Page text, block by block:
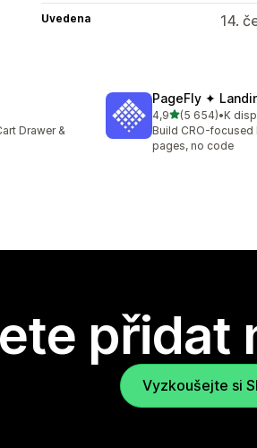
Uvedena 14.
Drawer &
PageFly ✦
4,9z 5 hvězd
(5 654)
Celkový počet
•K
Build CRO-
pages, no code
přidat
Vyzkoušejte si